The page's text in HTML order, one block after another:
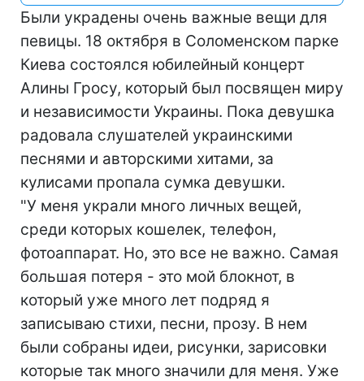
Были украдены очень важные вещи для
певицы. 18 октября в Соломенском парке
Киева состоялся юбилейный концерт
Алины Гросу, который был посвящен миру
и независимости Украины. Пока девушка
радовала слушателей украинскими
песнями и авторскими хитами, за
кулисами пропала сумка девушки.
"У меня украли много личных вещей,
среди которых кошелек, телефон,
фотоаппарат. Но, это все не важно. Самая
большая потеря - это мой блокнот, в
который уже много лет подряд я
записываю стихи, песни, прозу. В нем
были собраны идеи, рисунки, зарисовки
которые так много значили для меня. Уже